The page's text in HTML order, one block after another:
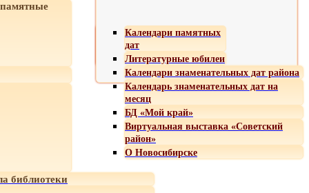
Календари памятных
дат
Литературные юбилеи
Календари знаменательных дат района
Календарь знаменательных дат на
месяц
БД «Мой край»
Виртуальная выставка «Советский
район»
О Новосибирске
библиотеки